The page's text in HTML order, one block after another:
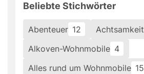
Beliebte Stichwörter
Abenteuer 12 Achtsamkeit
Alkoven-Wohnmobile 4
Alles rund um Wohnmobile 15